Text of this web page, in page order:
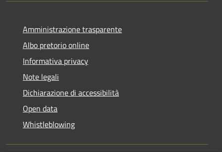
Amministrazione trasparente
Albo pretorio online
Informativa privacy
Note legali
Dichiarazione di accessibilità
Open data
Whistleblowing